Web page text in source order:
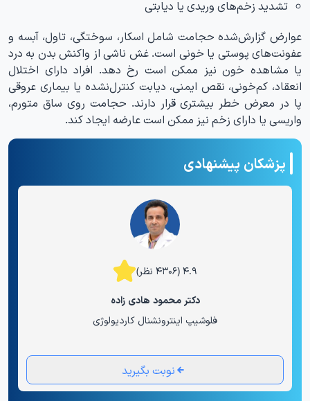
تشدید زخم‌های وریدی یا دیابتی
عوارض گزارش‌شده حجامت شامل اسکار، سوختگی، تاول، آبسه و
عفونت‌های پوستی یا خونی است. غش ناشی از واکنش بدن به درد
یا مشاهده خون نیز ممکن است رخ دهد. افراد دارای اختلال
انعقاد، کم‌خونی، نقص ایمنی، دیابت کنترل‌نشده یا بیماری عروقی
پا در معرض خطر بیشتری قرار دارند. حجامت روی ساق متورم،
واریسی یا دارای زخم نیز ممکن است عارضه ایجاد کند.
پزشکان پیشنهادی
۴.۹ (۴۳۰۶ نظر)
دکتر محمود هادی زاده
فلوشیپ اینترونشنال کاردیولوژی
نوبت بگیرید